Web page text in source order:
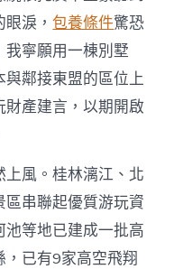
玩
破
局
高
空
經
濟
開
啟
空
中
“新
視
眼淚，包養條件驚恐
寧願用一棟別墅
鄰接東盟的區位上
財產建言，以期開啟
風。桂林漓江、北
串聯起優質游玩資
等地已建成一批高
已有9家高空飛翔